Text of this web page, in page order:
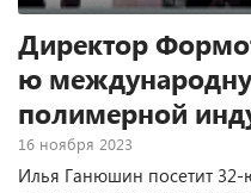
Директор
ю
полимерной
16 ноября 2023
Илья Ганюшин посетит